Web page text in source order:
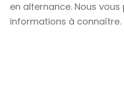
en alternance. Nous
informations à connaître.